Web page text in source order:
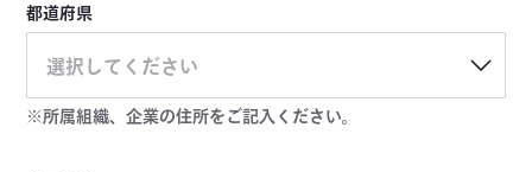
都道府県
選択してください
※所属組織、企業の住所をご記入ください。